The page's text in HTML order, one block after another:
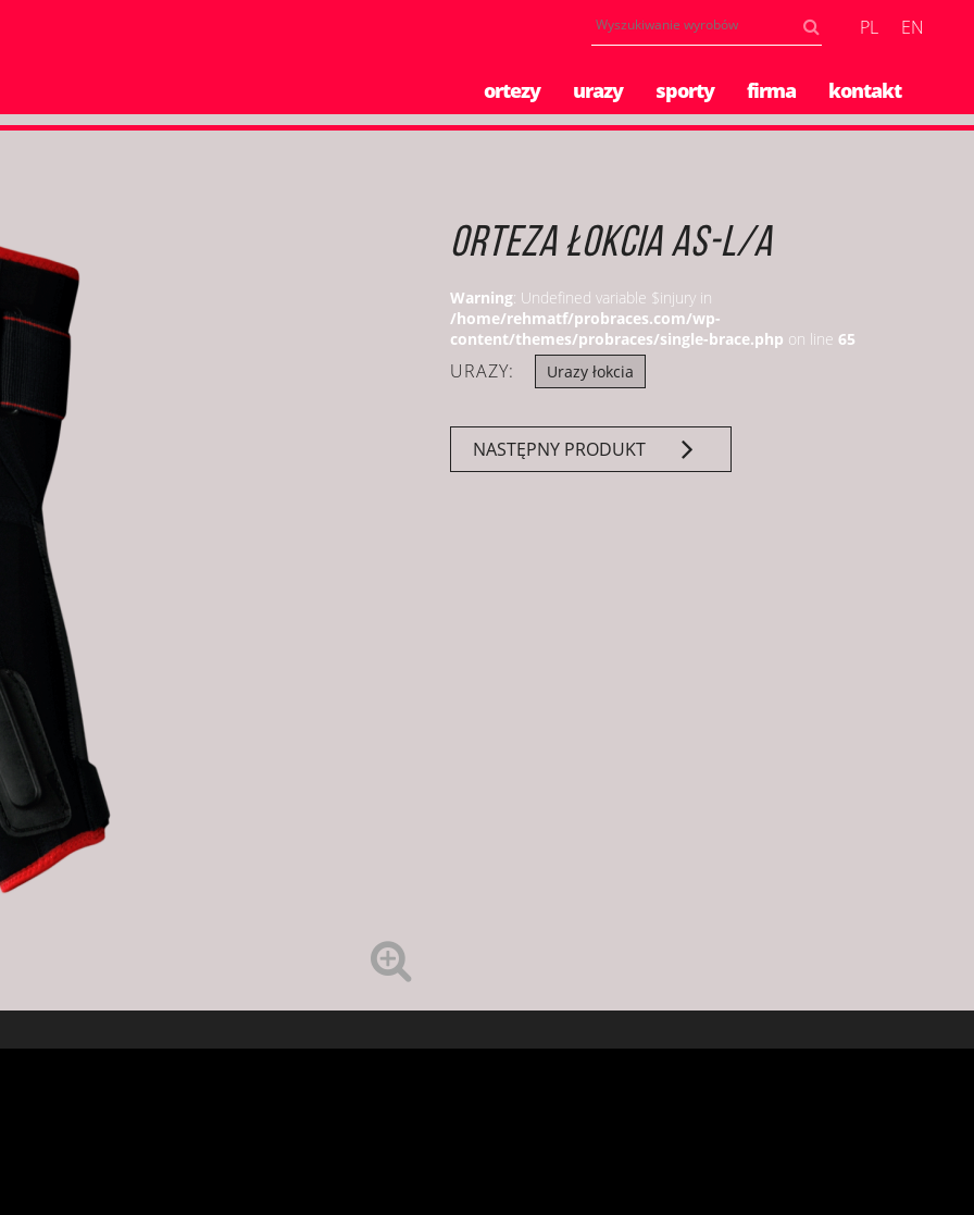
PL EN
ortezy urazy sporty firma kontakt
ORTEZA ŁOKCIA AS-L/A
Warning: Undefined variable $injury in
/home/rehmatf/probraces.com/wp-
content/themes/probraces/single-brace.php on line 65
URAZY: Urazy łokcia
NASTĘPNY PRODUKT